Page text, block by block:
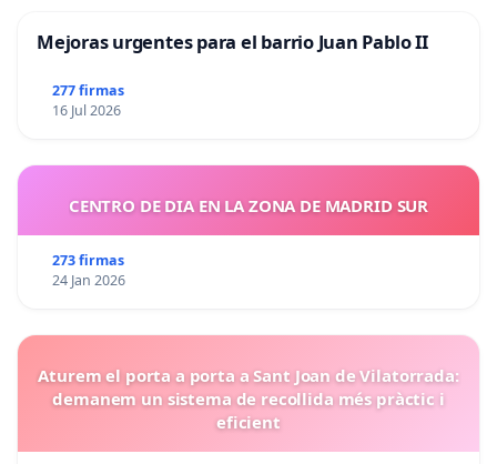
Mejoras urgentes para el barrio Juan Pablo II
277 firmas
16 Jul 2026
CENTRO DE DIA EN LA ZONA DE MADRID SUR
273 firmas
24 Jan 2026
Aturem el porta a porta a Sant Joan de Vilatorrada:
demanem un sistema de recollida més pràctic i
eficient